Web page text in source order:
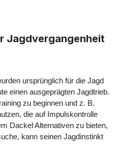
Jagdvergangenheit
ursprünglich für die Jagd
einen ausgeprägten Jagdtrieb.
zu beginnen und z. B.
die auf Impulskontrolle
Dackel Alternativen zu bieten,
kann seinen Jagdinstinkt